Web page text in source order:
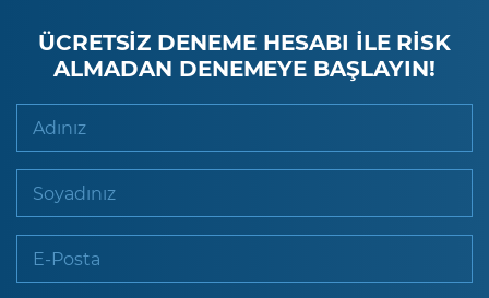
ÜCRETSİZ DENEME HESABI İLE RİSK
ALMADAN DENEMEYE BAŞLAYIN!
Adınız
Soyadınız
E-Posta